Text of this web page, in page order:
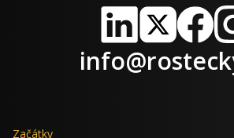
LinkedIn
X Facebook
Začátky